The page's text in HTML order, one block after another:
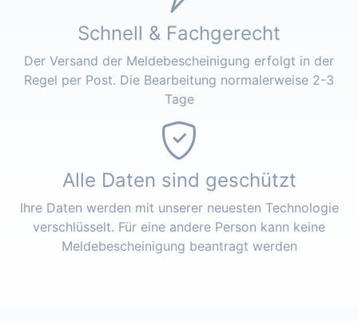
Schnell & Fachgerecht
Der Versand der Meldebescheinigung erfolgt in der
Regel per Post. Die Bearbeitung normalerweise 2-3
Tage
Alle Daten sind geschützt
Ihre Daten werden mit unserer neuesten Technologie
verschlüsselt. Für eine andere Person kann keine
Meldebescheinigung beantragt werden